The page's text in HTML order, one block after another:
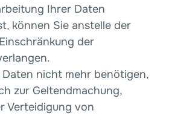
Ihrer Daten
können Sie anstelle der
der
nicht mehr benötigen,
zur Geltendmachung,
Verteidigung von